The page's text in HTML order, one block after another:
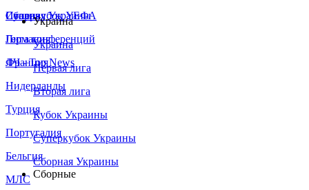
Сборная Украины
Италия
Германия
Франция
Нидерланды
Турция
Португалия
Бельгия
МЛС
Суперкубок УЕФА
Лига конференций
ЛЧ - Top News
Украина
Украина
Первая лига
Вторая лига
Кубок Украины
Суперкубок Украины
Сборная Украины
Сборные